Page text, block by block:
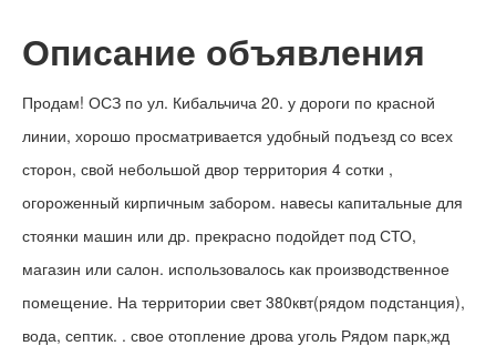
Описание объявления
Продам! ОСЗ по ул. Кибальчича 20. у дороги по красной
линии, хорошо просматривается удобный подъезд со всех
сторон, свой небольшой двор территория 4 сотки ,
огороженный кирпичным забором. навесы капитальные для
стоянки машин или др. прекрасно подойдет под СТО,
магазин или салон. использовалось как производственное
помещение. На территории свет 380квт(рядом подстанция),
вода, септик. . свое отопление дрова уголь Рядом парк,жд